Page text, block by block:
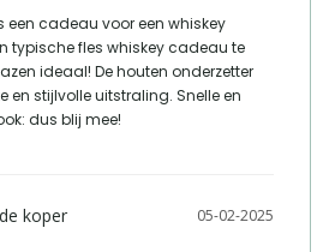
product-
compliance@homeliving.nl
+31 (0)85 - 130 25 89
een cadeau voor een whiskey
typische fles whiskey cadeau te
ideaal! De houten onderzetter
en stijlvolle uitstraling. Snelle en
dus blij mee!
05-02-2025